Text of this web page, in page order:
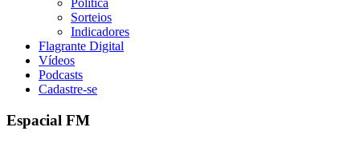
Política
Sorteios
Indicadores
Flagrante Digital
Vídeos
Podcasts
Cadastre-se
Espacial FM